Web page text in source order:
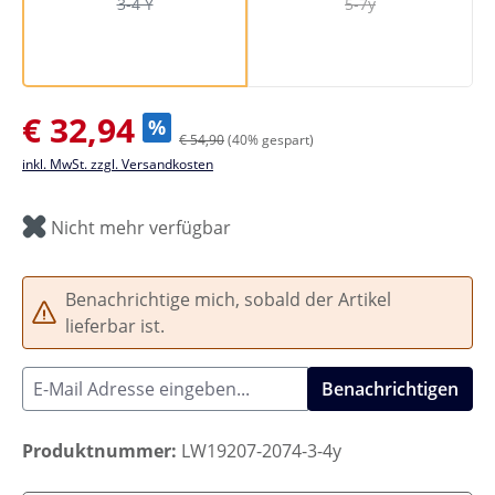
(Diese Option ist zurzeit nicht verfügbar.)(Diese Option ist
Verkaufspreis:
€ 32,94 % € 54,90(40% gespart)
inkl. MwSt. zzgl. Versandkosten
Nicht mehr verfügbar
Benachrichtige mich, sobald der Artikel
lieferbar ist.
Benachrichtigen
Produktnummer: LW19207-2074-3-4y